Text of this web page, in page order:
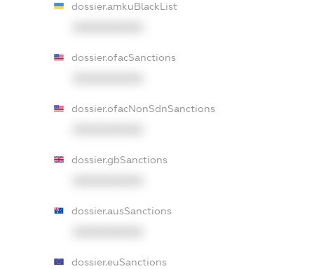
dossier.amkuBlackList
dossier.ofacSanctions
dossier.ofacNonSdnSanctions
dossier.gbSanctions
dossier.ausSanctions
dossier.euSanctions